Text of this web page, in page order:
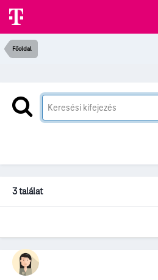
Főoldal
3 találat